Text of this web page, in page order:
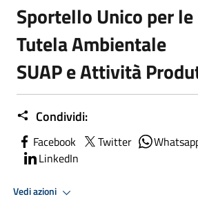
Sportello Unico per
Tutela Ambientale
SUAP e Attività
Condividi:
Facebook Twitter
LinkedIn
Vedi azioni